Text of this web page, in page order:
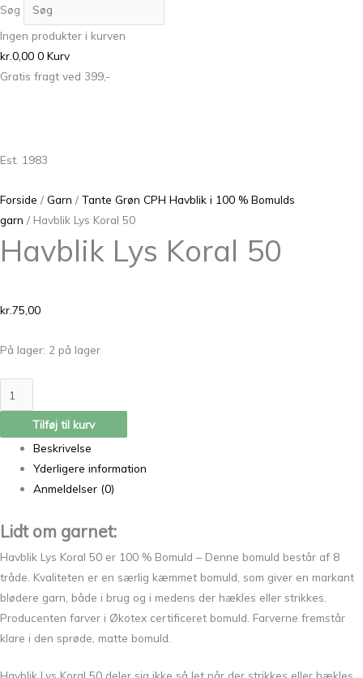
Søg
Ingen produkter i kurven
kr.0,00 0 Kurv
Gratis fragt ved 399,-
Est. 1983
Forside / Garn / Tante Grøn CPH Havblik i 100 % Bomulds
garn / Havblik Lys Koral 50
Havblik Lys Koral 50
kr.75,00
På lager: 2 på lager
Tilføj til kurv
Beskrivelse
Yderligere information
Anmeldelser (0)
Lidt om garnet:
Havblik Lys Koral 50 er 100 % Bomuld – Denne bomuld består af 8
tråde. Kvaliteten er en særlig kæmmet bomuld, som giver en markant
blødere garn, både i brug og i medens der hækles eller strikkes.
Producenten farver i Økotex certificeret bomuld. Farverne fremstår
klare i den sprøde, matte bomuld.